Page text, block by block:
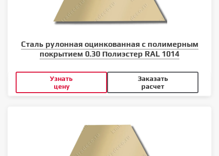
Сталь рулонная оцинкованная с полимерным
покрытием 0.30 Полиэстер RAL 1014
Узнать
цену
Заказать
расчет